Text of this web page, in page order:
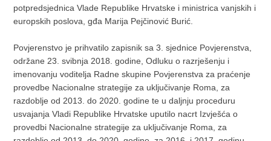
potpredsjednica Vlade Republike Hrvatske i ministrica vanjskih i
europskih poslova, gđa Marija Pejčinović Burić.
Povjerenstvo je prihvatilo zapisnik sa 3. sjednice Povjerenstva,
održane 23. svibnja 2018. godine, Odluku o razrješenju i
imenovanju voditelja Radne skupine Povjerenstva za praćenje
provedbe Nacionalne strategije za uključivanje Roma, za
razdoblje od 2013. do 2020. godine te u daljnju proceduru
usvajanja Vladi Republike Hrvatske uputilo nacrt Izvješća o
provedbi Nacionalne strategije za uključivanje Roma, za